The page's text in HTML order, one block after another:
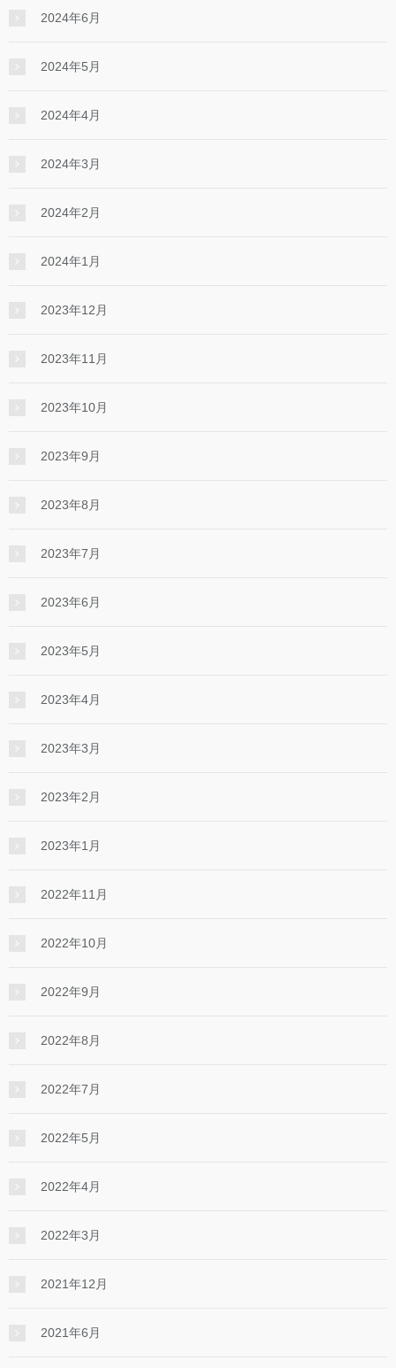
2024年6月
2024年5月
2024年4月
2024年3月
2024年2月
2024年1月
2023年12月
2023年11月
2023年10月
2023年9月
2023年8月
2023年7月
2023年6月
2023年5月
2023年4月
2023年3月
2023年2月
2023年1月
2022年11月
2022年10月
2022年9月
2022年8月
2022年7月
2022年5月
2022年4月
2022年3月
2021年12月
2021年6月